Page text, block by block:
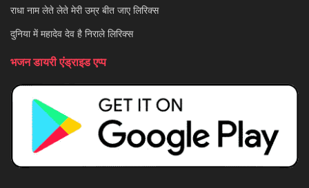
राधा नाम लेते लेते मेरी उम्र बीत जाए लिरिक्स
दुनिया में महादेव देव है निराले लिरिक्स
भजन डायरी एंड्राइड एप्प